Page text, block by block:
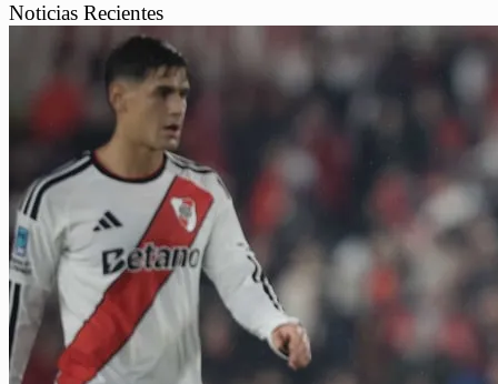
Noticias Recientes